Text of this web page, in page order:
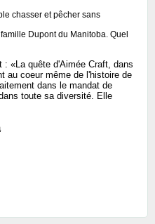
chasser et pêcher sans
Dupont du Manitoba. Quel
«La quête d'Aimée Craft, dans
au coeur même de l'histoire de
dans le mandat de
toute sa diversité. Elle